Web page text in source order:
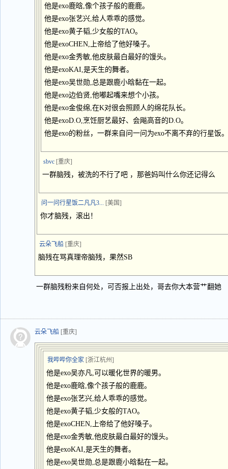
他是exo鹿晗,像个孩子般的鹿鹿。
他是exo张艺兴,给人乖乖的感觉。
他是exo黄子韬,少女般的TAO。
他是exoCHEN,上帝给了他好嗓子。
他是exo金秀敏,他皮肤最白最好的馒头。
他是exoKAI,是天生的舞者。
他是exo吴世勋,总是跟鹿小晗黏在一起。
他是exo边伯贤,他嘟起嘴来想个小孩。
他是exo金俊绵,在K对很会照顾人的绵花队长。
他是exoD.O,烹饪厨艺最好、会飚高音的D.O。
他是exo的粉丝，一群来自问一问为exo不离不弃的行星饭。
sbvc [重庆]
一群脑残，被洗的不行了吧 ，那爸妈叫什么你还记得么
问一问行星饭二凡凡3... [美国]
你才脑残，滚出！
云朵飞船 [重庆]
脑残在骂真理帝脑残，果然SB
一群脑残粉来自何处，可否报上出处，哥去你大本营艹翻她
云朵飞船 [重庆]
我哔哔你全家 [浙江杭州]
他是exo吴亦凡,可以暖化世界的暖男。
他是exo鹿晗,像个孩子般的鹿鹿。
他是exo张艺兴,给人乖乖的感觉。
他是exo黄子韬,少女般的TAO。
他是exoCHEN,上帝给了他好嗓子。
他是exo金秀敏,他皮肤最白最好的馒头。
他是exoKAI,是天生的舞者。
他是exo吴世勋,总是跟鹿小晗黏在一起。